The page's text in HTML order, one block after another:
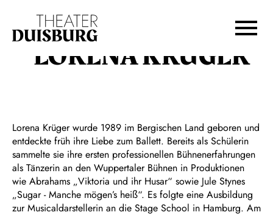
Zur Hauptnavigation springen
Zum Footer springen
LORENA KRÜGER
Lorena Krüger wurde 1989 im Bergischen Land geboren und
entdeckte früh ihre Liebe zum Ballett. Bereits als Schülerin
sammelte sie ihre ersten professionellen Bühnenerfahrungen
als Tänzerin an den Wuppertaler Bühnen in Produktionen
wie Abrahams „Viktoria und ihr Husar“ sowie Jule Stynes
„Sugar - Manche mögen’s heiß“. Es folgte eine Ausbildung
zur Musicaldarstellerin an die Stage School in Hamburg. Am